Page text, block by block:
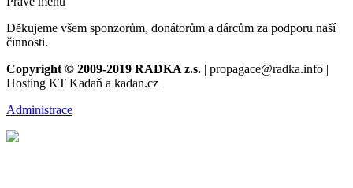
Děkujeme všem sponzorům, donátorům a dárcům za podporu naší
činnosti.
Copyright © 2009-2019 RADKA z.s. | propagace@radka.info |
Hosting KT Kadaň a kadan.cz
Administrace